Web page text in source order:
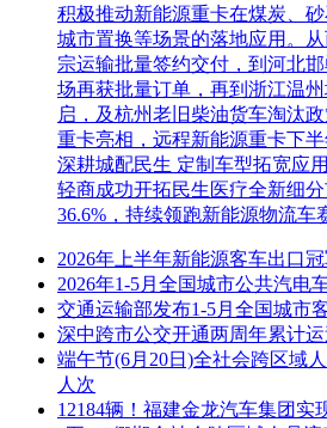
招标文件及相关资料(如有)等。潜在
补遗澄清文件、修改文件及相关资料
有潜在投标人领取了招标文件(包括
及相关资料等，潜在投标人如未及时
未获取到完整的文件、资料，导致投
的，自行承担一切后果。
4.4 招标文件每套售价500元，招标文
名并在规定时间内购买、下载招标文
5. 投标文件的递交
5.1 投标文件递交的截止时间(投标截
月21日9时00分，投标人应在截止时
交易服务平台(http://ggzy.hebei.gov.cn/
文件。
积极推动新能源重卡在煤炭、砂
城市置换等场景的落地应用。
宗运输批量签约交付，到河北
场再获批量订单，再到浙江温
启，及杭州老旧柴油货车淘汰
重卡亮相，远程新能源重卡下
深耕城配民生 定制车型拓宽应
轻商成功开拓民生医疗全新细
36.6%，持续领跑新能源物流车
2026年上半年新能源客车出口冠
2026年1-5月全国城市公共汽电
交通运输部发布1-5月全国城市
深中跨市公交开通两周年累计
端午节(6月20日)全社会跨区域
人次
12184辆！福建金龙汽车集团实